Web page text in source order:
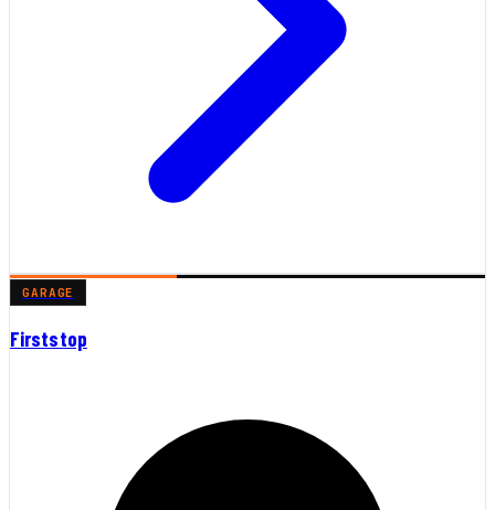
GARAGE
Firststop